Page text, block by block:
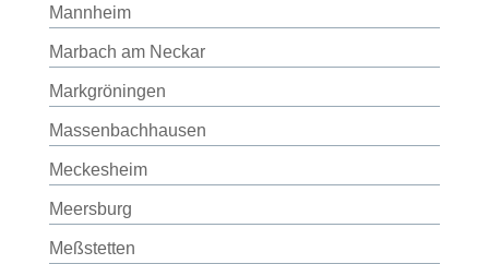
Mannheim
Marbach am Neckar
Markgröningen
Massenbachhausen
Meckesheim
Meersburg
Meßstetten